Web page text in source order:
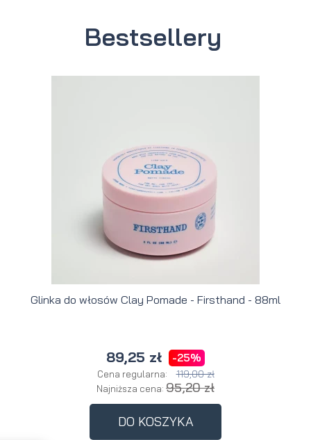
Bestsellery
Glinka do włosów Clay Pomade - Firsthand - 88ml
89,25 zł -25%
Cena regularna: 119,00 zł
Najniższa cena: 95,20 zł
DO KOSZYKA